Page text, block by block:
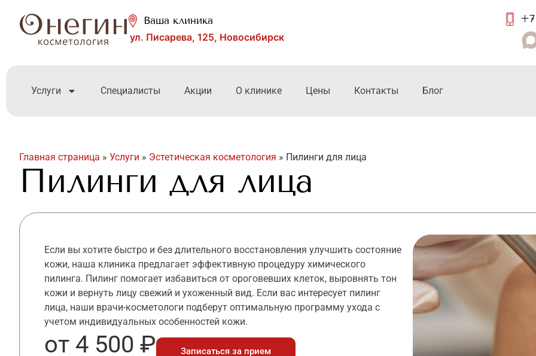
Ваша клиника
ул. Писарева, 125, Новосибирск
+7
Услуги Специалисты Акции О клинике Цены Контакты Блог
Главная страница » Услуги » Эстетическая косметология » Пилинги для лица
Пилинги для лица
Если вы хотите быстро и без длительного восстановления улучшить состояние
кожи, наша клиника предлагает эффективную процедуру химического
пилинга. Пилинг помогает избавиться от ороговевших клеток, выровнять тон
кожи и вернуть лицу свежий и ухоженный вид. Если вас интересует пилинг
лица, наши врачи-косметологи подберут оптимальную программу ухода с
учетом индивидуальных особенностей кожи.
от 4 500 ₽ Записаться за прием